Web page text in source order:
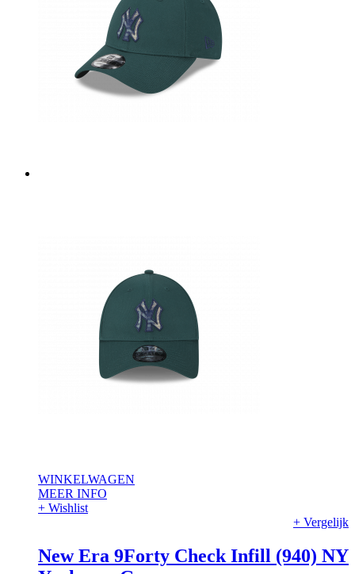
WINKELWAGEN
MEER INFO
+ Wishlist
+ Vergelijk
New Era 9Forty Check Infill (940) NY